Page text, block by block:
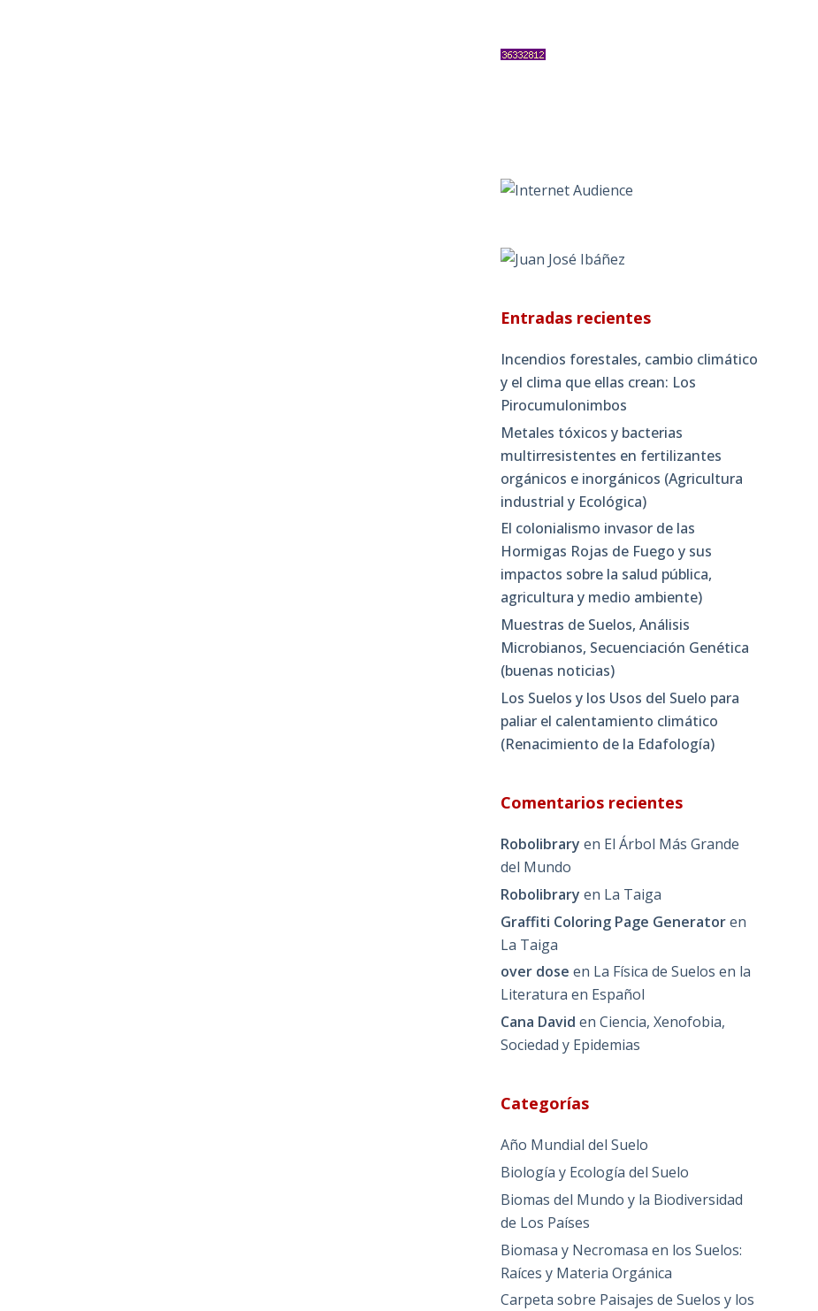
Entradas recientes
Incendios forestales, cambio climático
y el clima que ellas crean: Los
Pirocumulonimbos
Metales tóxicos y bacterias
multirresistentes en fertilizantes
orgánicos e inorgánicos (Agricultura
industrial y Ecológica)
El colonialismo invasor de las
Hormigas Rojas de Fuego y sus
impactos sobre la salud pública,
agricultura y medio ambiente)
Muestras de Suelos, Análisis
Microbianos, Secuenciación Genética
(buenas noticias)
Los Suelos y los Usos del Suelo para
paliar el calentamiento climático
(Renacimiento de la Edafología)
Comentarios recientes
Robolibrary en El Árbol Más Grande
del Mundo
Robolibrary en La Taiga
Graffiti Coloring Page Generatoren
La Taiga
over dose en La Física de Suelos en la
Literatura en Español
Cana David enCiencia, Xenofobia,
Sociedad y Epidemias
Categorías
Año Mundial del Suelo
Biología y Ecología del Suelo
Biomas del Mundo y la Biodiversidad
de Los Países
Biomasa y Necromasa en los Suelos:
Raíces y Materia Orgánica
Carpeta sobre Paisajes de Suelos y los